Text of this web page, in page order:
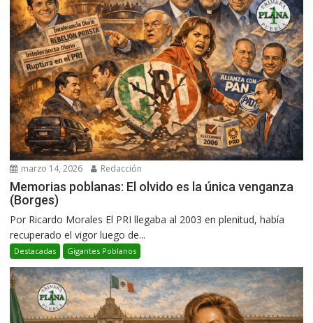
marzo 14, 2026 Redacción
Memorias poblanas: El olvido es la única venganza
(Borges)
Por Ricardo Morales El PRI llegaba al 2003 en plenitud, había
recuperado el vigor luego de...
Destacadas Gigantes Poblanos